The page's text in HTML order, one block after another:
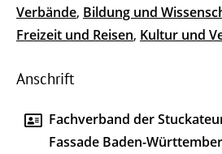
Verbände, Bildung und
Freizeit und Reisen, Kultur und
Anschrift
Fachverband der
Fassade Baden-